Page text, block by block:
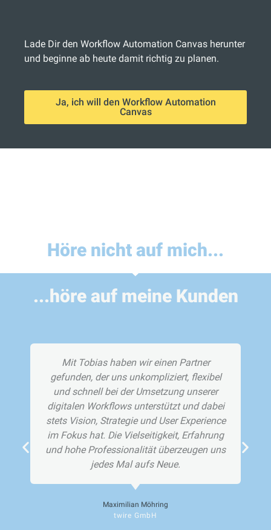
Lade Dir den Workflow Automation Canvas herunter
und beginne ab heute damit richtig zu planen.
Ja, ich will den Workflow Automation
Canvas
Höre nicht auf mich...​
...höre auf meine Kunden
Mit Tobias haben wir einen Partner
gefunden, der uns unkompliziert, flexibel
und schnell bei der Umsetzung unserer
digitalen Workflows unterstützt und dabei
stets Vision, Strategie und User Experience
im Fokus hat. Die Vielseitigkeit, Erfahrung
und hohe Professionalität überzeugen uns
jedes Mal aufs Neue.
Maximilian Möhring
twire GmbH